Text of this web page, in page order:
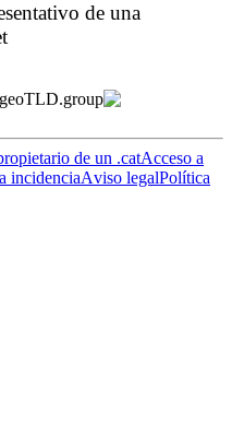
de una
geoTLD.group
de un .catAcceso a
incidenciaAviso legalPolítica